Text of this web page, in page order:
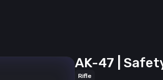
AK-47 |
Rifle